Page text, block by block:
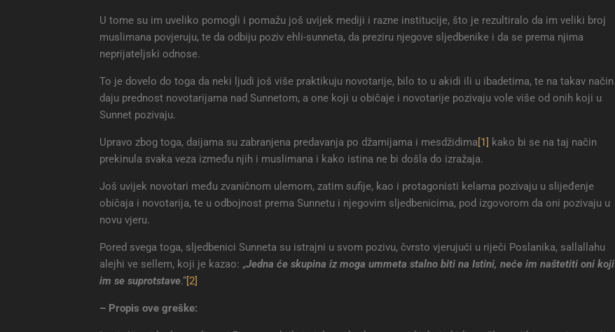
U tome su im uveliko pomogli i pomažu još uvijek mediji i razne institucije, što je rezultiralo da im veliki broj
muslimana povjeruju, te da odbiju poziv ehli-sunneta, da preziru njegove sljedbenike i da se prema njima
neprijateljski odnose.
To je dovelo do toga da neki ljudi još više praktikuju novotarije, bilo to u akidi ili u ibadetima, te na takav način
daju prednost novotarijama nad Sunnetom, a one koji u običaje i novotarije pozivaju vole više od onih koji u
Sunnet pozivaju.
Upravo zbog toga, daijama su zabranjena predavanja po džamijama i mesdžidima[1] kako bi se na taj način
prekinula svaka veza između njih i muslimana i kako istina ne bi došla do izražaja.
Još uvijek novotari među zvaničnom ulemom, zatim sufije, kao i protagonisti kelama pozivaju u slijeđenje
običaja i novotarija, te u odbojnost prema Sunnetu i njegovim sljedbenicima, pod izgovorom da oni pozivaju u
novu vjeru.
Pored svega toga, sljedbenici Sunneta su istrajni u svom pozivu, čvrsto vjerujući u riječi Poslanika, sallallahu
alejhi ve sellem, koji je kazao: „Jedna će skupina iz moga ummeta stalno biti na Istini, neće im naštetiti oni koji
im se suprotstave.“[2]
– Propis ove greške: